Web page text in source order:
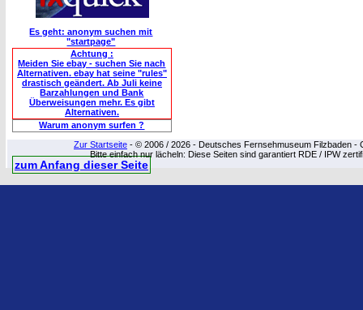
Es geht: anonym suchen mit
"startpage"
Achtung :
Meiden Sie ebay - suchen Sie nach
Alternativen. ebay hat seine "rules"
drastisch geändert. Ab Juli keine
Barzahlungen und Bank
Überweisungen mehr. Es gibt
Alternativen.
Warum anonym surfen ?
Zur Startseite - © 2006 / 2026 - Deutsches Fernsehmuseum Filzbaden -
Bitte einfach nur lächeln: Diese Seiten sind garantiert RDE / IPW
zum Anfang dieser Seite